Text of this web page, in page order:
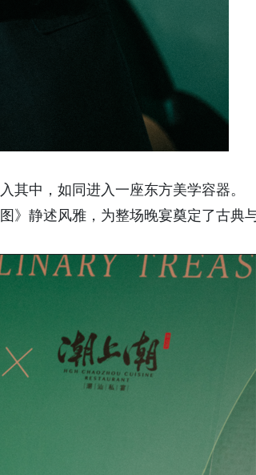
其中，如同进入一座东方美学容器。
》静述风雅，为整场晚宴奠定了古典